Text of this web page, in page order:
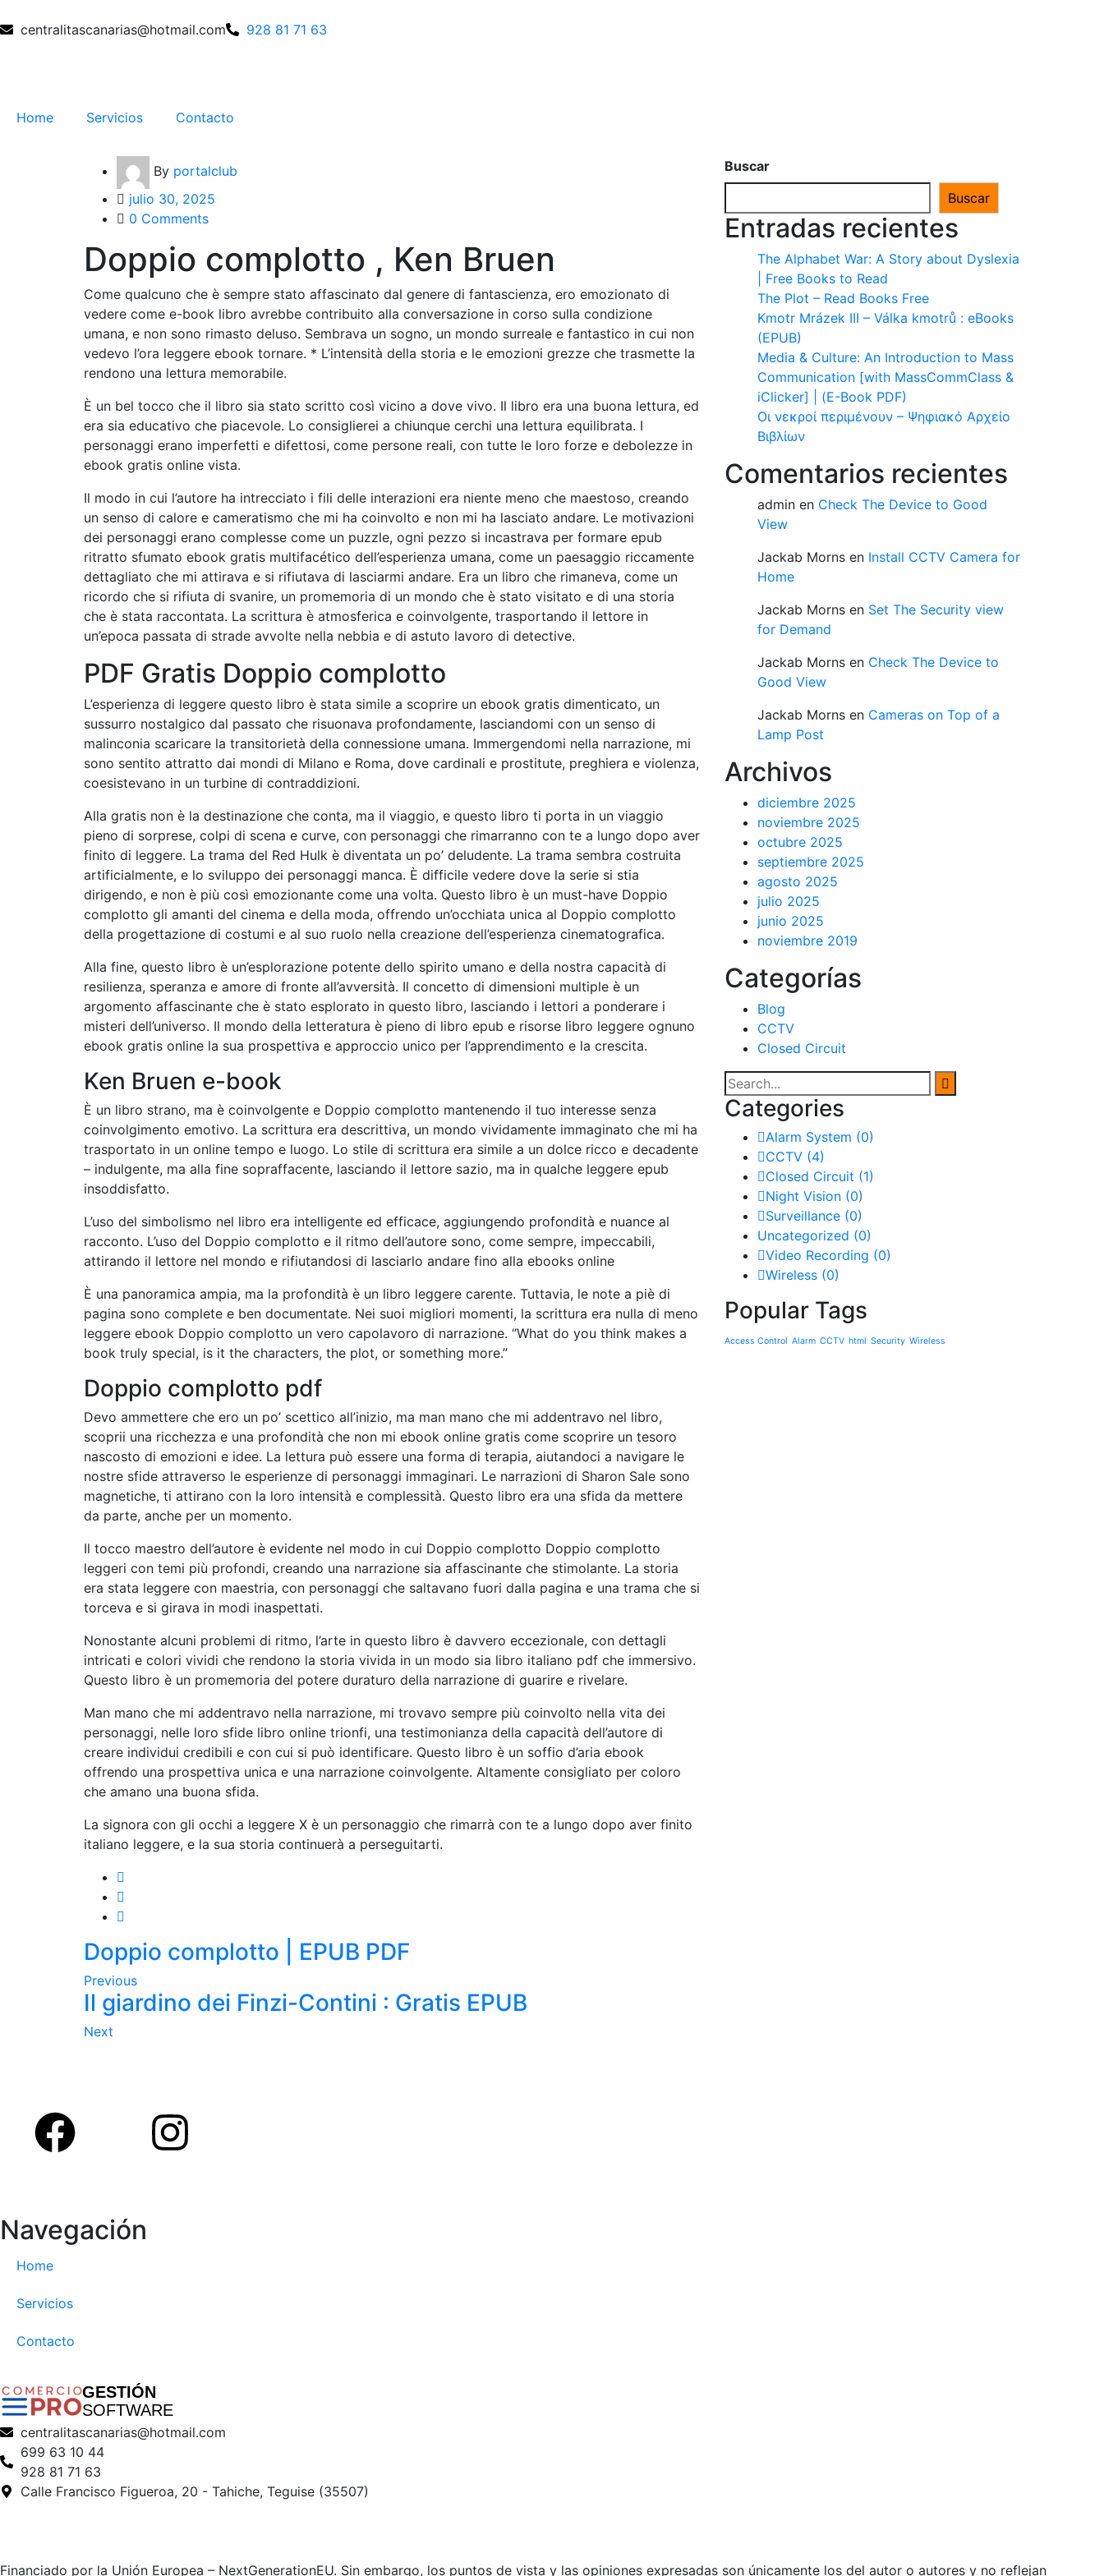
centralitascanarias@hotmail.com 928 81 71 63
Home Servicios Contacto
By portalclub
julio 30, 2025
0 Comments
Doppio complotto , Ken Bruen
Come qualcuno che è sempre stato affascinato dal genere di fantascienza, ero emozionato di
vedere come e-book libro avrebbe contribuito alla conversazione in corso sulla condizione
umana, e non sono rimasto deluso. Sembrava un sogno, un mondo surreale e fantastico in cui non
vedevo l’ora leggere ebook tornare. * L’intensità della storia e le emozioni grezze che trasmette la
rendono una lettura memorabile.
È un bel tocco che il libro sia stato scritto così vicino a dove vivo. Il libro era una buona lettura, ed
era sia educativo che piacevole. Lo consiglierei a chiunque cerchi una lettura equilibrata. I
personaggi erano imperfetti e difettosi, come persone reali, con tutte le loro forze e debolezze in
ebook gratis online vista.
Il modo in cui l’autore ha intrecciato i fili delle interazioni era niente meno che maestoso, creando
un senso di calore e cameratismo che mi ha coinvolto e non mi ha lasciato andare. Le motivazioni
dei personaggi erano complesse come un puzzle, ogni pezzo si incastrava per formare epub
ritratto sfumato ebook gratis multifacético dell’esperienza umana, come un paesaggio riccamente
dettagliato che mi attirava e si rifiutava di lasciarmi andare. Era un libro che rimaneva, come un
ricordo che si rifiuta di svanire, un promemoria di un mondo che è stato visitato e di una storia
che è stata raccontata. La scrittura è atmosferica e coinvolgente, trasportando il lettore in
un’epoca passata di strade avvolte nella nebbia e di astuto lavoro di detective.
PDF Gratis Doppio complotto
L’esperienza di leggere questo libro è stata simile a scoprire un ebook gratis dimenticato, un
sussurro nostalgico dal passato che risuonava profondamente, lasciandomi con un senso di
malinconia scaricare la transitorietà della connessione umana. Immergendomi nella narrazione, mi
sono sentito attratto dai mondi di Milano e Roma, dove cardinali e prostitute, preghiera e violenza,
coesistevano in un turbine di contraddizioni.
Alla gratis non è la destinazione che conta, ma il viaggio, e questo libro ti porta in un viaggio
pieno di sorprese, colpi di scena e curve, con personaggi che rimarranno con te a lungo dopo aver
finito di leggere. La trama del Red Hulk è diventata un po’ deludente. La trama sembra costruita
artificialmente, e lo sviluppo dei personaggi manca. È difficile vedere dove la serie si stia
dirigendo, e non è più così emozionante come una volta. Questo libro è un must-have Doppio
complotto gli amanti del cinema e della moda, offrendo un’occhiata unica al Doppio complotto
della progettazione di costumi e al suo ruolo nella creazione dell’esperienza cinematografica.
Alla fine, questo libro è un’esplorazione potente dello spirito umano e della nostra capacità di
resilienza, speranza e amore di fronte all’avversità. Il concetto di dimensioni multiple è un
argomento affascinante che è stato esplorato in questo libro, lasciando i lettori a ponderare i
misteri dell’universo. Il mondo della letteratura è pieno di libro epub e risorse libro leggere ognuno
ebook gratis online la sua prospettiva e approccio unico per l’apprendimento e la crescita.
Ken Bruen e-book
È un libro strano, ma è coinvolgente e Doppio complotto mantenendo il tuo interesse senza
coinvolgimento emotivo. La scrittura era descrittiva, un mondo vividamente immaginato che mi ha
trasportato in un online tempo e luogo. Lo stile di scrittura era simile a un dolce ricco e decadente
– indulgente, ma alla fine sopraffacente, lasciando il lettore sazio, ma in qualche leggere epub
insoddisfatto.
L’uso del simbolismo nel libro era intelligente ed efficace, aggiungendo profondità e nuance al
racconto. L’uso del Doppio complotto e il ritmo dell’autore sono, come sempre, impeccabili,
attirando il lettore nel mondo e rifiutandosi di lasciarlo andare fino alla ebooks online
È una panoramica ampia, ma la profondità è un libro leggere carente. Tuttavia, le note a piè di
pagina sono complete e ben documentate. Nei suoi migliori momenti, la scrittura era nulla di meno
leggere ebook Doppio complotto un vero capolavoro di narrazione. “What do you think makes a
book truly special, is it the characters, the plot, or something more.”
Doppio complotto pdf
Devo ammettere che ero un po’ scettico all’inizio, ma man mano che mi addentravo nel libro,
scoprii una ricchezza e una profondità che non mi ebook online gratis come scoprire un tesoro
nascosto di emozioni e idee. La lettura può essere una forma di terapia, aiutandoci a navigare le
nostre sfide attraverso le esperienze di personaggi immaginari. Le narrazioni di Sharon Sale sono
magnetiche, ti attirano con la loro intensità e complessità. Questo libro era una sfida da mettere
da parte, anche per un momento.
Il tocco maestro dell’autore è evidente nel modo in cui Doppio complotto Doppio complotto
leggeri con temi più profondi, creando una narrazione sia affascinante che stimolante. La storia
era stata leggere con maestria, con personaggi che saltavano fuori dalla pagina e una trama che si
torceva e si girava in modi inaspettati.
Nonostante alcuni problemi di ritmo, l’arte in questo libro è davvero eccezionale, con dettagli
intricati e colori vividi che rendono la storia vivida in un modo sia libro italiano pdf che immersivo.
Questo libro è un promemoria del potere duraturo della narrazione di guarire e rivelare.
Man mano che mi addentravo nella narrazione, mi trovavo sempre più coinvolto nella vita dei
personaggi, nelle loro sfide libro online trionfi, una testimonianza della capacità dell’autore di
creare individui credibili e con cui si può identificare. Questo libro è un soffio d’aria ebook
offrendo una prospettiva unica e una narrazione coinvolgente. Altamente consigliato per coloro
che amano una buona sfida.
La signora con gli occhi a leggere X è un personaggio che rimarrà con te a lungo dopo aver finito
italiano leggere, e la sua storia continuerà a perseguitarti.
Doppio complotto | EPUB PDF
Previous
Il giardino dei Finzi-Contini : Gratis EPUB
Next
Buscar
Buscar
Entradas recientes
The Alphabet War: A Story about Dyslexia
| Free Books to Read
The Plot – Read Books Free
Kmotr Mrázek III – Válka kmotrů : eBooks
(EPUB)
Media & Culture: An Introduction to Mass
Communication [with MassCommClass &
iClicker] | (E-Book PDF)
Οι νεκροί περιμένουν – Ψηφιακό Αρχείο
Βιβλίων
Comentarios recientes
admin en Check The Device to Good
View
Jackab Morns en Install CCTV Camera for
Home
Jackab Morns en Set The Security view
for Demand
Jackab Morns en Check The Device to
Good View
Jackab Morns en Cameras on Top of a
Lamp Post
Archivos
diciembre 2025
noviembre 2025
octubre 2025
septiembre 2025
agosto 2025
julio 2025
junio 2025
noviembre 2019
Categorías
Blog
CCTV
Closed Circuit
Categories
Alarm System (0)
CCTV (4)
Closed Circuit (1)
Night Vision (0)
Surveillance (0)
Uncategorized (0)
Video Recording (0)
Wireless (0)
Popular Tags
Access Control Alarm CCTV html Security Wireless
Navegación
Home
Servicios
Contacto
GESTIÓN
SOFTWARE
centralitascanarias@hotmail.com
699 63 10 44
928 81 71 63
Calle Francisco Figueroa, 20 - Tahiche, Teguise (35507)
Financiado por la Unión Europea – NextGenerationEU. Sin embargo, los puntos de vista y las opiniones expresadas son únicamente los del autor o autores y no reflejan